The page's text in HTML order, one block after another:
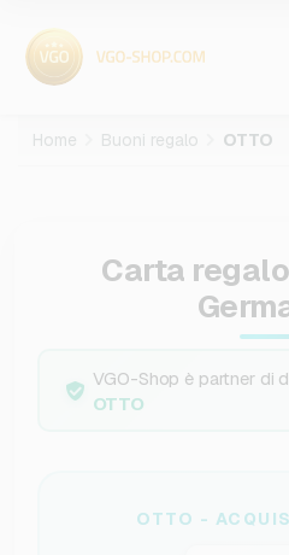
Home Buoni regalo OTTO
Carta
VGO-Shop è partner di
OTTO
OTTO -